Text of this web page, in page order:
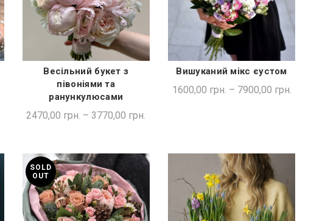
ШВИДКА ПОКУПКА
Весільний букет з
півоніями та
ранункулюсами
2470,00 грн. –3770,00 грн.
ШВИДКА ПОКУПКА
Вишуканий мікс єустом
1600,00 грн. – 7900,00 грн.
SOLD
OUT